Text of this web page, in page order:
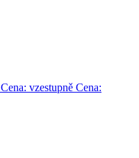
Cena: vzestupně Cena: